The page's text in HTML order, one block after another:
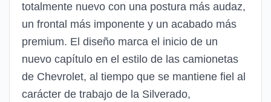
totalmente nuevo con una postura más audaz,
un frontal más imponente y un acabado más
premium. El diseño marca el inicio de un
nuevo capítulo en el estilo de las camionetas
de Chevrolet, al tiempo que se mantiene fiel al
carácter de trabajo de la Silverado,